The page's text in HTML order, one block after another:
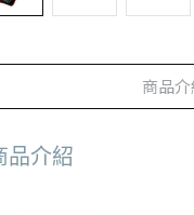
商品
品介紹